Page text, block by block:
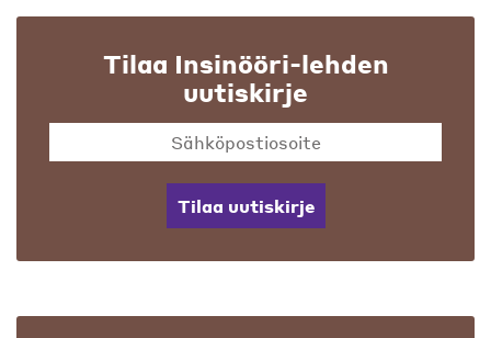
Tilaa Insinööri-lehden
uutiskirje
Tilaa uutiskirje